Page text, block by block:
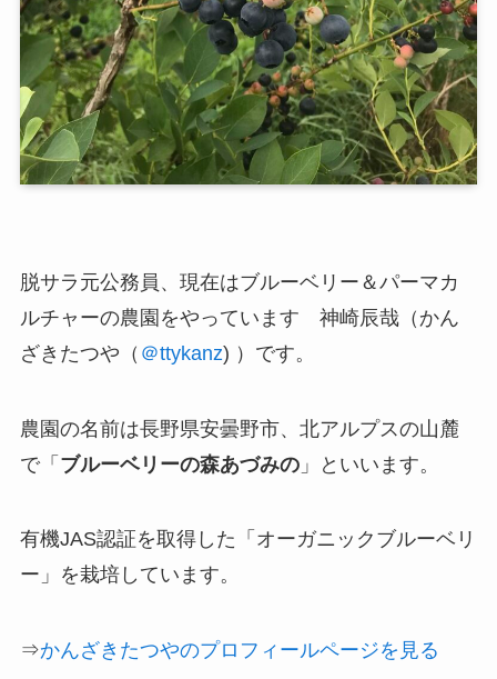
脱サラ元公務員、現在はブルーベリー＆パーマカ
ルチャーの農園 をやっています 神崎辰哉（かん
ざきたつや（ ＠ttykanz) ）です。
農園の名前は長野県安曇野市、北アルプスの山麓
で「 ブルーベリーの森あづみの」といいます。
有機JAS認証を取得した「オーガニックブルーベリ
ー」を栽培しています。
⇒かんざきたつやのプロフィールページを見る